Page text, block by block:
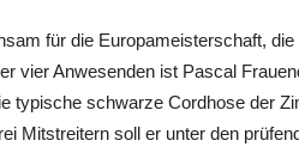
für die Europameisterschaft,
vier Anwesenden ist Pascal
typische schwarze Cordhose der
Mitstreitern soll er unter den